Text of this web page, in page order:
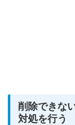
削除できな
対処を行う